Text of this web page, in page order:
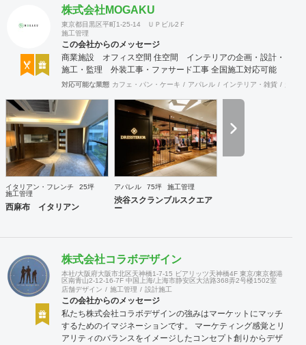
株式会社MOGAKU
東京都目黒区平町1-25-14 ＵＰビル2Ｆ
施工管理
この会社からのメッセージ
商業施設 オフィス空間 住空間 インテリアの企画・設計・
施工・監理 外装工事・ファサード工事 全国施工対応可能
対応可能な業態 カフェ・パン・ケーキ アパレル インテリア・雑貨
イタリアン・フレンチ
25坪
施工管理
西麻布 イタリアン
アパレル 75坪 施工管理
渋谷スクランブルスクエア
ー
株式会社コラボデザイン
本社/大阪府大阪市北区天神橋1-7-15 ビアリッツ天神橋4F 東京/東京都港
区南青山2-12-16-7F 中国上海/上海市静安区大沽路368弄2号楼1502室
店舗デザイン
施工管理 設計施工
この会社からのメッセージ
私たち株式会社コラボデザインの強みはマーケットにマッチ
するためのイマジネーションです。 マーケティング感覚とリ
アリティのバランスをイメージしたコンセプト創りからデザ